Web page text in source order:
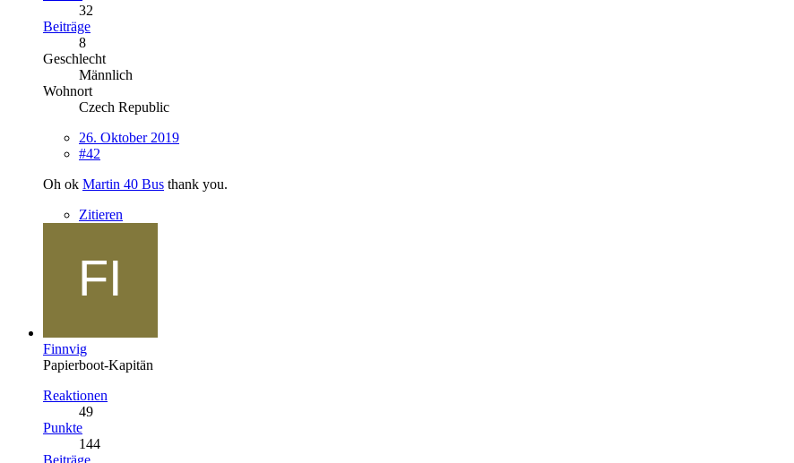
32
Beiträge
8
Geschlecht
Männlich
Wohnort
Czech Republic
26. Oktober 2019
#42
Oh ok Martin 40 Bus thank you.
Zitieren
Finnvig
Papierboot-Kapitän
Reaktionen
49
Punkte
144
Beiträge